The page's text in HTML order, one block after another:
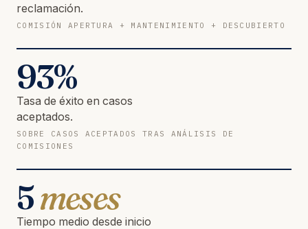
reclamación.
COMISIÓN APERTURA + MANTENIMIENTO + DESCUBIERTO
93%
Tasa de éxito en casos
aceptados.
SOBRE CASOS ACEPTADOS TRAS ANÁLISIS DE
COMISIONES
5meses
Tiempo medio desde inicio